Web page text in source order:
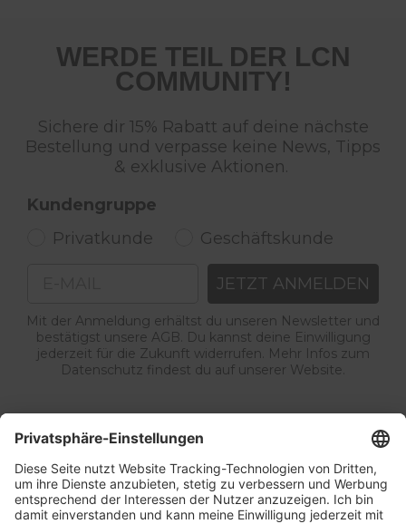
WERDE TEIL DER LCN
COMMUNITY!
Sichere dir 15% Rabatt auf deine nächste
Bestellung und verpasse keine News, Tipps
& exklusive Aktionen.
Kundengruppe
Privatkunde
Geschäftskunde
JETZT ANMELDEN
Mit der Anmeldung erhältst du unseren Newsletter und
bestätigst unsere AGB. Du kannst deine Einwilligung
jederzeit für die Zukunft widerrufen. Mehr Infos zum
Datenschutz findest du auf unserer Website.